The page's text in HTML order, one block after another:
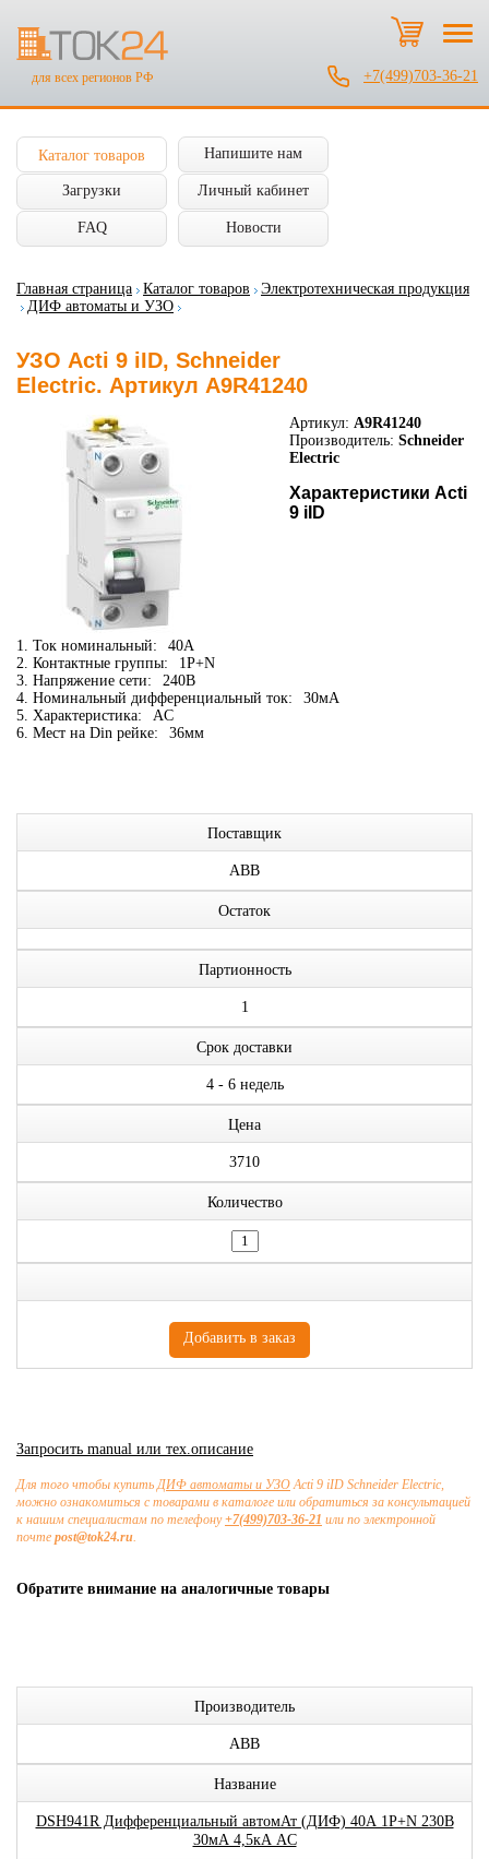
для всех регионов РФ +7(499)703-36-21
Каталог товаров Напишите нам
Загрузки Личный кабинет
FAQ Новости
Главная страница Каталог товаров
Электротехническая продукция
ДИФ автоматы и УЗО
УЗО Acti 9 iID, Schneider
Electric. Артикул A9R41240
Артикул: A9R41240
Производитель: Schneider
Electric
Характеристики Acti
9 iID
1. Ток номинальный:
40А
2. Контактные группы:
1P+N
3. Напряжение сети:
240В
4. Номинальный дифференциальный ток:
30мА
5. Характеристика:
AC
6. Мест на Din рейке:
36мм
Поставщик
ABB
Остаток
Партионность
1
Срок доставки
4 - 6 недель
Цена
3710
Количество
Запросить manual или тех.описание
Для того чтобы купитьДИФ автоматы и УЗОActi 9 iID Schneider Electric,
можно ознакомиться с товарами в каталоге или обратиться за консультацией
к нашим специалистам по телефону+7(499)703-36-21 или по электронной
почте post@tok24.ru.
Обратите внимание на аналогичные товары
Производитель
ABB
Название
DSH941R Дифференциальный автомАт (ДИФ) 40А 1P+N 230В
30мА 4,5кА AC